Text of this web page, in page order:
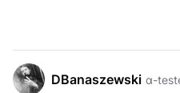
DBanaszewski α-